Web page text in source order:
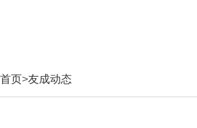
首页>友成动态